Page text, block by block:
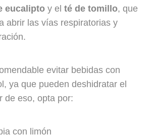
eucalipto y el té de tomillo, que
abrir las vías respiratorias y
evitar bebidas con
ya que pueden deshidratar el
de eso, opta por:
con limón